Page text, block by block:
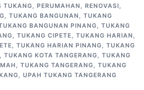
TUKANG, PERUMAHAN , RENOVASI,
, TUKANG BANGUNAN , TUKANG
BANGUNAN PINANG, TUKANG
, TUKANG CIPETE, TUKANG HARIAN ,
, TUKANG HARIAN PINANG, TUKANG
, TUKANG KOTA TANGERANG, TUKANG
, TUKANG TANGERANG, TUKANG
, UPAH TUKANG TANGERANG